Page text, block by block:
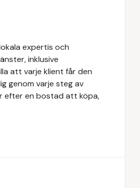
expertis och
inklusive
att varje klient får den
genom varje steg av
efter en bostad att köpa,